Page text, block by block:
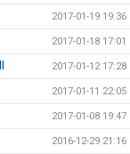
2017-01-19 19:36
2017-01-18 17:01
2017-01-12 17:28
2017-01-11 22:05
2017-01-08 19:47
2016-12-29 21:16